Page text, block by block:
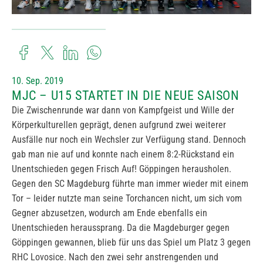
10. Sep. 2019
MJC – U15 STARTET IN DIE NEUE SAISON
Die Zwischenrunde war dann von Kampfgeist und Wille der
Körperkulturellen geprägt, denen aufgrund zwei weiterer
Ausfälle nur noch ein Wechsler zur Verfügung stand. Dennoch
gab man nie auf und konnte nach einem 8:2-Rückstand ein
Unentschieden gegen Frisch Auf! Göppingen herausholen.
Gegen den SC Magdeburg führte man immer wieder mit einem
Tor – leider nutzte man seine Torchancen nicht, um sich vom
Gegner abzusetzen, wodurch am Ende ebenfalls ein
Unentschieden heraussprang. Da die Magdeburger gegen
Göppingen gewannen, blieb für uns das Spiel um Platz 3 gegen
RHC Lovosice. Nach den zwei sehr anstrengenden und